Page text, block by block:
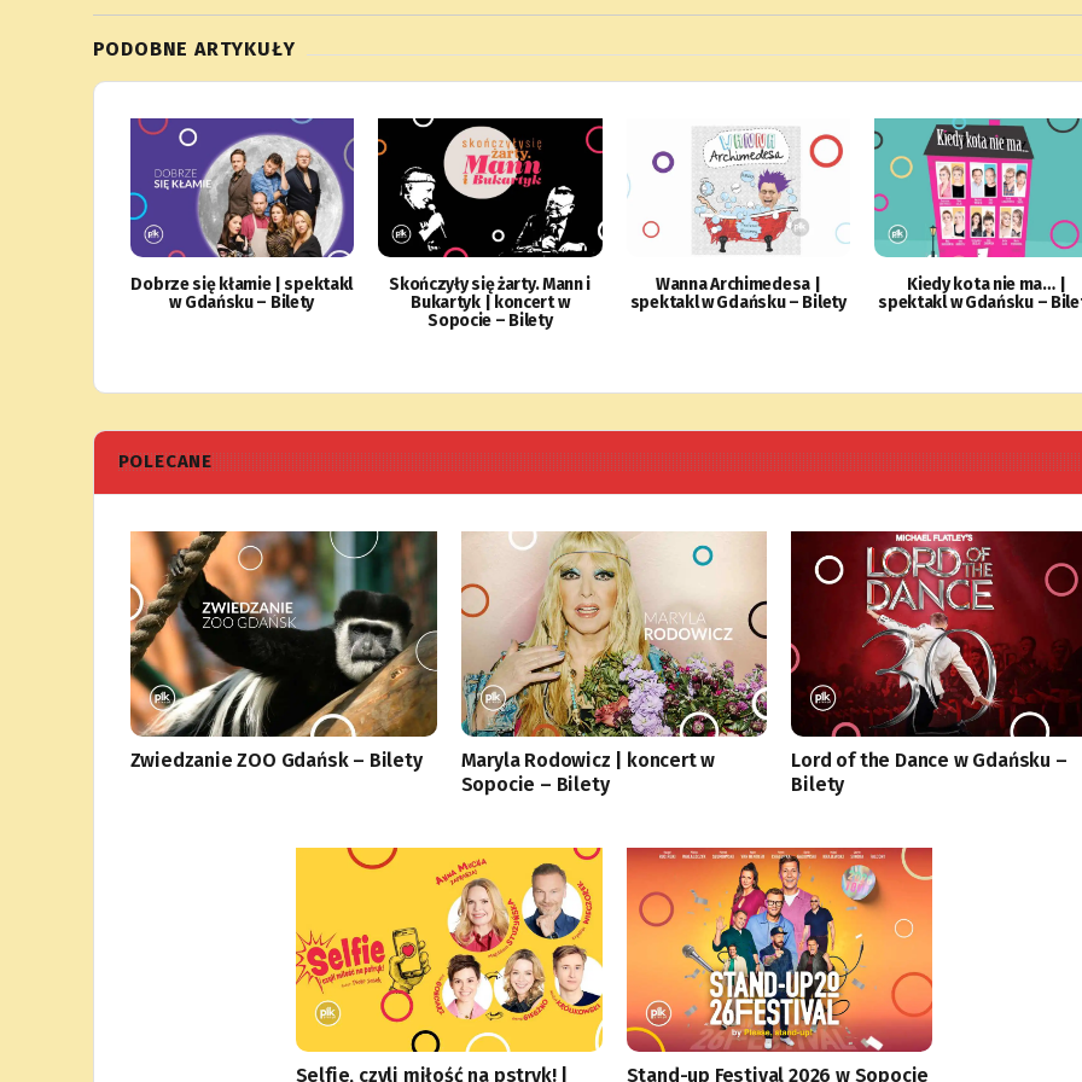
PODOBNE ARTYKUŁY
Dobrze się kłamie | spektakl
w Gdańsku – Bilety
Skończyły się żarty. Mann i
Bukartyk | koncert w
Sopocie – Bilety
Wanna Archimedesa |
spektakl w Gdańsku – Bilety
Kiedy kota nie ma… |
spektakl w Gdańsku –
POLECANE
Zwiedzanie ZOO Gdańsk – Bilety
Maryla Rodowicz | koncert w
Sopocie – Bilety
Lord of the Dance w Gdańsku –
Bilety
Selfie, czyli miłość na pstryk! | Stand-up Festival 2026 w Sopocie